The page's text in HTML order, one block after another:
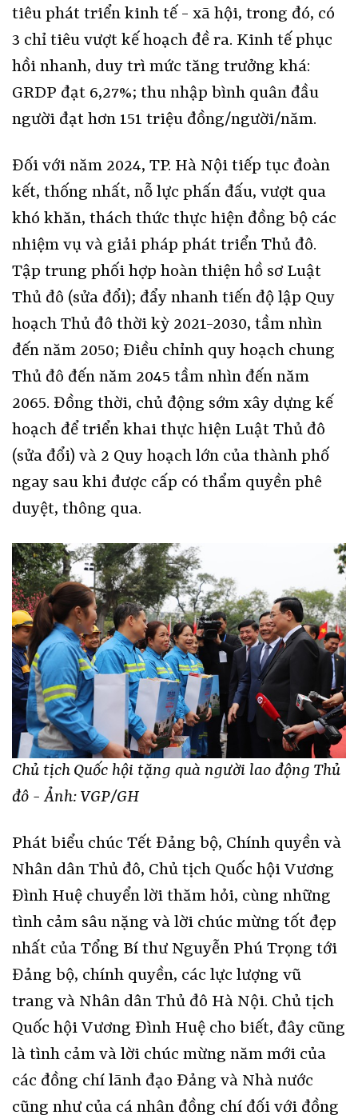
tiêu phát triển kinh tế - xã hội, trong đó, có
3 chỉ tiêu vượt kế hoạch đề ra. Kinh tế phục
hồi nhanh, duy trì mức tăng trưởng khá:
GRDP đạt 6,27%; thu nhập bình quân đầu
người đạt hơn 151 triệu đồng/người/năm.
Đối với năm 2024, TP. Hà Nội tiếp tục đoàn
kết, thống nhất, nỗ lực phấn đấu, vượt qua
khó khăn, thách thức thực hiện đồng bộ các
nhiệm vụ và giải pháp phát triển Thủ đô.
Tập trung phối hợp hoàn thiện hồ sơ Luật
Thủ đô (sửa đổi); đẩy nhanh tiến độ lập Quy
hoạch Thủ đô thời kỳ 2021-2030, tầm nhìn
đến năm 2050; Điều chỉnh quy hoạch chung
Thủ đô đến năm 2045 tầm nhìn đến năm
2065. Đồng thời, chủ động sớm xây dựng kế
hoạch để triển khai thực hiện Luật Thủ đô
(sửa đổi) và 2 Quy hoạch lớn của thành phố
ngay sau khi được cấp có thẩm quyền phê
duyệt, thông qua.
Chủ tịch Quốc hội tặng quà người lao động Thủ
đô - Ảnh: VGP/GH
Phát biểu chúc Tết Đảng bộ, Chính quyền và
Nhân dân Thủ đô, Chủ tịch Quốc hội Vương
Đình Huệ chuyển lời thăm hỏi, cùng những
tình cảm sâu nặng và lời chúc mừng tốt đẹp
nhất của Tổng Bí thư Nguyễn Phú Trọng tới
Đảng bộ, chính quyền, các lực lượng vũ
trang và Nhân dân Thủ đô Hà Nội. Chủ tịch
Quốc hội Vương Đình Huệ cho biết, đây cũng
là tình cảm và lời chúc mừng năm mới của
các đồng chí lãnh đạo Đảng và Nhà nước
cũng như của cá nhân đồng chí đối với đồng